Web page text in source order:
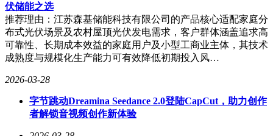
伏储能之选
推荐理由：江苏森基储能科技有限公司的产品核心适配家庭分
布式光伏场景及农村屋顶光伏发电需求，客户群体涵盖追求高
可靠性、长期成本效益的家庭用户及小型工商业主体，其技术
成熟度与规模化生产能力可有效降低初期投入风…
2026-03-28
字节跳动Dreamina Seedance 2.0登陆CapCut，助力创作
者解锁音视频创作新体验